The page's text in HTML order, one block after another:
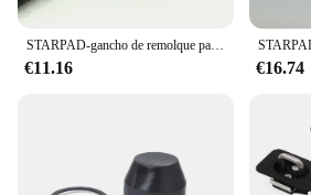
STARPAD-gancho de remolque para uso General, accesorio de alta calidad para Chery, venta al por mayor, envío gratis
€11.16 €16.74